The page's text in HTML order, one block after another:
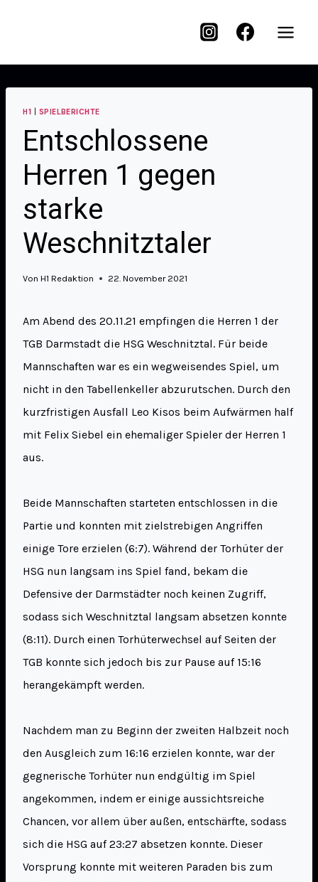
H1 SPIELBERICHTE
Entschlossene
Herren 1 gegen
starke
Weschnitztaler
Von H1 Redaktion 22. November 2021
Am Abend des 20.11.21 empfingen die Herren 1 der
TGB Darmstadt die HSG Weschnitztal. Für beide
Mannschaften war es ein wegweisendes Spiel, um
nicht in den Tabellenkeller abzurutschen. Durch den
kurzfristigen Ausfall Leo Kisos beim Aufwärmen half
mit Felix Siebel ein ehemaliger Spieler der Herren 1
aus.
Beide Mannschaften starteten entschlossen in die
Partie und konnten mit zielstrebigen Angriffen
einige Tore erzielen (6:7). Während der Torhüter der
HSG nun langsam ins Spiel fand, bekam die
Defensive der Darmstädter noch keinen Zugriff,
sodass sich Weschnitztal langsam absetzen konnte
(8:11). Durch einen Torhüterwechsel auf Seiten der
TGB konnte sich jedoch bis zur Pause auf 15:16
herangekämpft werden.
Nachdem man zu Beginn der zweiten Halbzeit noch
den Ausgleich zum 16:16 erzielen konnte, war der
gegnerische Torhüter nun endgültig im Spiel
angekommen, indem er einige aussichtsreiche
Chancen, vor allem über außen, entschärfte, sodass
sich die HSG auf 23:27 absetzen konnte. Dieser
Vorsprung konnte mit weiteren Paraden bis zum